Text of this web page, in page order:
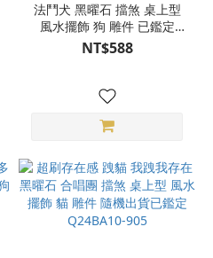
法鬥犬 黑曜石 擋煞 桌上型
風水擺飾 狗 雕件 已鑑定
Q24BB19-902
NT$588